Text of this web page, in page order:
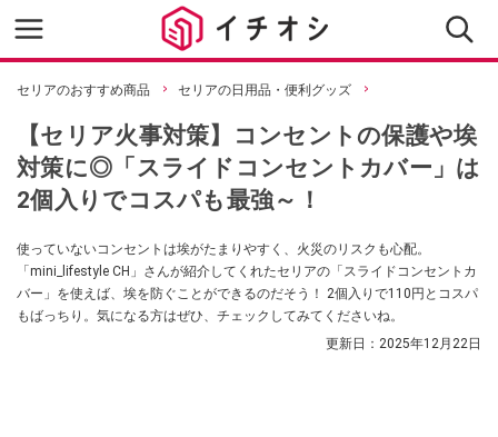
セリアのおすすめ商品 セリアの日用品・便利グッズ
【セリア火事対策】コンセントの保護や埃
対策に◎「スライドコンセントカバー」は
2個入りでコスパも最強～！
使っていないコンセントは埃がたまりやすく、火災のリスクも心配。
「mini_lifestyle CH」さんが紹介してくれたセリアの「スライドコンセントカ
バー」を使えば、埃を防ぐことができるのだそう！ 2個入りで110円とコスパ
もばっちり。気になる方はぜひ、チェックしてみてくださいね。
更新日： 2025年12月22日